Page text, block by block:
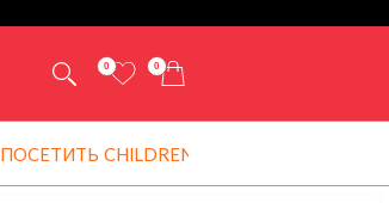
0 0
ПОСЕТИТЬ CHILDRENSALON